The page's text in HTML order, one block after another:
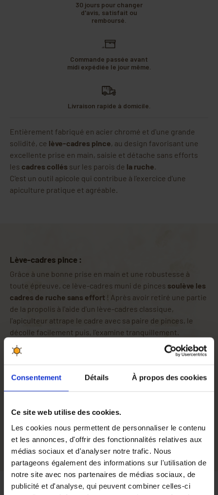
Consentement Détails À propos des cookies
Ce site web utilise des cookies.
Les cookies nous permettent de personnaliser le contenu
et les annonces, d'offrir des fonctionnalités relatives aux
médias sociaux et d'analyser notre trafic. Nous
partageons également des informations sur l'utilisation de
notre site avec nos partenaires de médias sociaux, de
publicité et d'analyse, qui peuvent combiner celles-ci
30 jours pour changer
d'avis, satisfait ou
remboursé.
Commande passée avant
midi expédiée le jour même.
Livraison rapide à domicile.
Entièrement fabriqué en acier chromé et d'une grande
solidité, ce lève-cadres pince, au design favorisant une
excellente prise en main, saisie et détache sans efforts
les cadres collés sur les parois de la ruche.
C'est un outil apicole qui contribue à l'exercice d'une
apiculture pratique et agréable.
Lève-cadres pince :
Grâce à une bonne prise en main et une robustesse à
toute épreuve, ce lève-cadres muni de pinces soulève les
cadres de ruche sans effort ! Après avoir retiré une partie
de la propolis à l'aide d'un lève-cadres classique,
l'apiculteur attrape le cadre avec sa paire de pinces, le
décolle facilement puis, l'examine tranquillement.
Celève-cadres pince
est soigneusement fabriqué en
acier chromé et muni de pinces fonctionnelles. L'écart
tous les types de
cadres de ruche